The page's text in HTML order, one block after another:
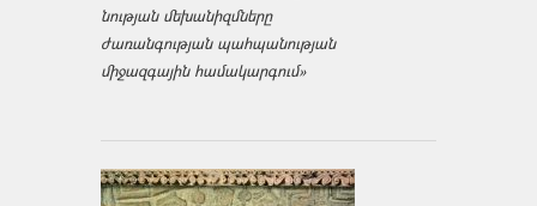
նության մեխանիզմները
ժառանգության պահպանության
միջազ­գային համակարգում»